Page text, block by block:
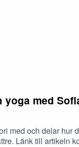
yoga med
med och delar
Länk till artikeln